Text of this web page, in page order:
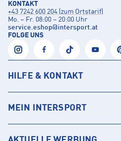
KONTAKT
+43 7242 600 204 (zum Ortstarif)
Mo. – Fr. 08:00 – 20:00 Uhr
service.eshop@intersport.at
FOLGE UNS
HILFE & KONTAKT
MEIN INTERSPORT